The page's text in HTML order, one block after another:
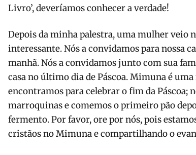
Livro’, deveríamos conhecer a verdade!
Depois da minha palestra, uma mulher veio
interessante. Nós a convidamos para nossa
manhã. Nós a convidamos junto com sua
casa no último dia de Páscoa. Mimuna é
encontramos para celebrar o fim da Páscoa;
marroquinas e comemos o primeiro pão
fermento. Por favor, ore por nós, pois
cristãos no Mimuna e compartilhando o